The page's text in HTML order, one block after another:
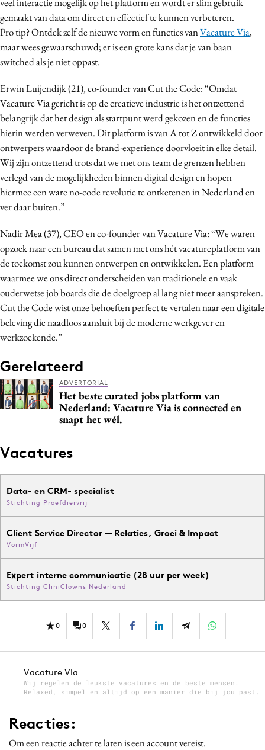
gemaakt van data om direct en effectief te kunnen verbeteren.
Pro tip? Ontdek zelf de nieuwe vorm en functies vanVacature Via,
maar wees gewaarschuwd; er is een grote kans dat je van baan
switched als je niet oppast.
Erwin Luijendijk (21), co-founder van Cut the Code: “Omdat
Vacature Via gericht is op de creatieve industrie is het ontzettend
belangrijk dat het design als startpunt werd gekozen en de functies
hierin werden verweven. Dit platform is van A tot Z ontwikkeld door
ontwerpers waardoor de brand-experience doorvloeit in elke detail.
Wij zijn ontzettend trots dat we met ons team de grenzen hebben
verlegd van de mogelijkheden binnen digital design en hopen
hiermee een ware no-code revolutie te ontketenen in Nederland en
ver daar buiten.”
Nadir Mea (37), CEO en co-founder van Vacature Via: “We waren
opzoek naar een bureau dat samen met ons hét vacatureplatform van
de toekomst zou kunnen ontwerpen en ontwikkelen. Een platform
waarmee we ons direct onderscheiden van traditionele en vaak
ouderwetse job boards die de doelgroep al lang niet meer aanspreken.
Cut the Code wist onze behoeften perfect te vertalen naar een digitale
beleving die naadloos aansluit bij de moderne werkgever en
werkzoekende.”
Gerelateerd
ADVERTORIAL
Het beste curated jobs platform van
Nederland: Vacature Via is connected en
snapt het wél.
Vacatures
Data- en CRM- specialist
Stichting Proefdiervrij
Client Service Director — Relaties, Groei & Impact
VormVijf
Expert interne communicatie (28 uur per week)
Stichting CliniClowns Nederland
0 0
Vacature Via
Wij regelen de leukste vacatures en de beste mensen.
Relaxed, simpel en altijd op een manier die bij jou past.
Reacties:
Om een reactie achter te laten is een account vereist.